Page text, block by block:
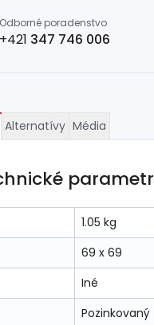
Odborné poradenstvo
+421 347 746 006
Alternatívy Média
1.05 kg
69 x 69
Iné
Pozinkovaný